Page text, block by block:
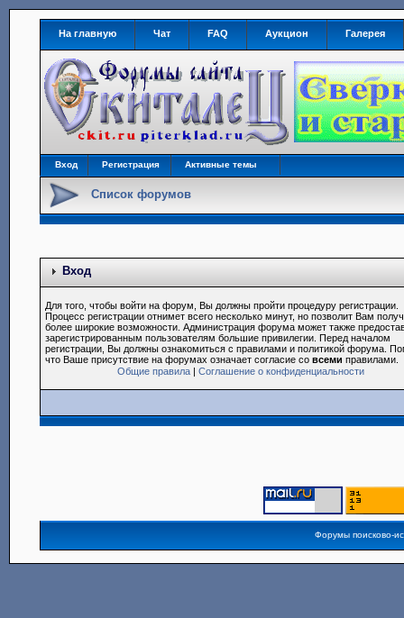
На главную Чат FAQ Аукцион Галерея
Вход Регистрация Активные темы
Список форумов
Вход
Для того, чтобы войти на форум, Вы должны пройти процедуру регистрации.
Процесс регистрации отнимет всего несколько минут, но позволит Вам
более широкие возможности. Администрация форума может также
зарегистрированным пользователям большие привилегии. Перед началом
регистрации, Вы должны ознакомиться с правилами и политикой форума.
что Ваше присутствие на форумах означает согласие совсеми правилами.
Общие правила |Соглашение о конфиденциальности
Форумы поисково-